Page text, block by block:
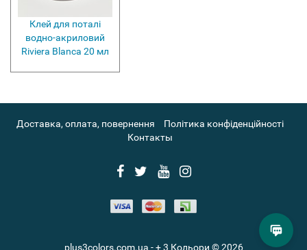
Клей для поталі
водно-акриловий
Riviera Blanca 20 мл
Доставка, оплата, повернення
Політика конфіденційності
Контакты
plus3colors.com.ua - + 3 Кольори © 2026